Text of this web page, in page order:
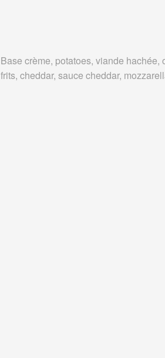
Base crème, potatoes, viande hachée,
frits, cheddar, sauce cheddar,